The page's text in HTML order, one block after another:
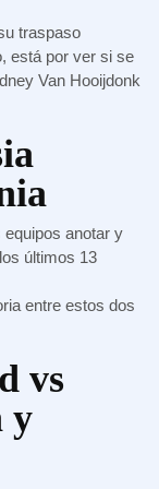
traspaso
está por ver si se
Van Hooijdonk
anotar y
últimos 13
entre estos dos
vs
y